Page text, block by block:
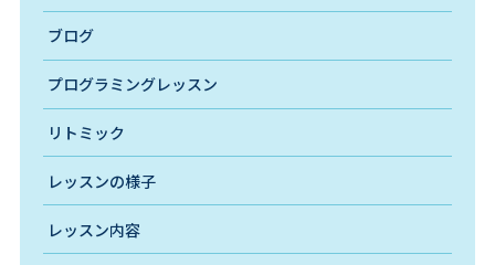
ブログ
プログラミングレッスン
リトミック
レッスンの様子
レッスン内容